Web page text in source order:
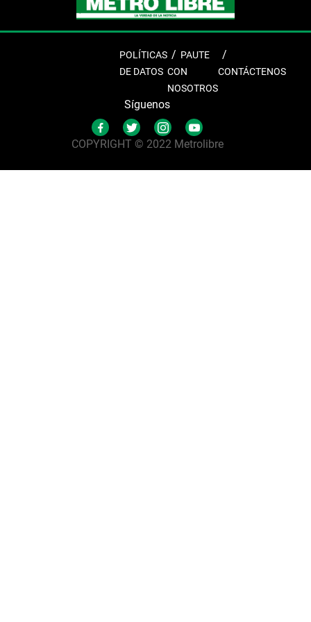
POLÍTICAS
DE DATOS
PAUTE
CON
NOSOTROS
CONTÁCTENOS
Síguenos
COPYRIGHT © 2022 Metrolibre